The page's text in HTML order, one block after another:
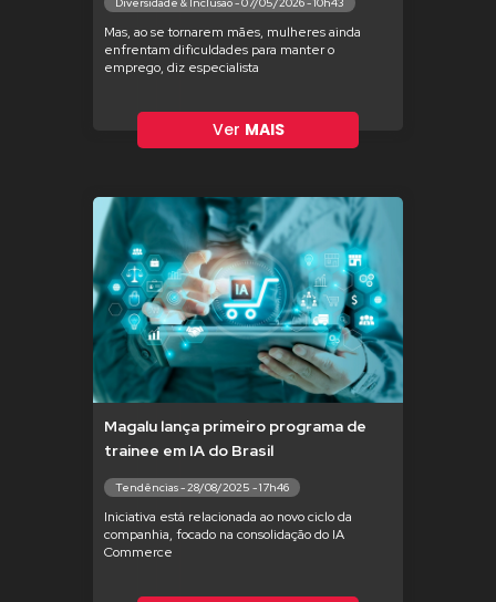
Diversidade & Inclusão - 07/05/2026 - 10h43
Mas, ao se tornarem mães, mulheres ainda
enfrentam dificuldades para manter o
emprego, diz especialista
Ver MAIS
Magalu lança primeiro programa de
trainee em IA do Brasil
Tendências - 28/08/2025 - 17h46
Iniciativa está relacionada ao novo ciclo da
companhia, focado na consolidação do IA
Commerce